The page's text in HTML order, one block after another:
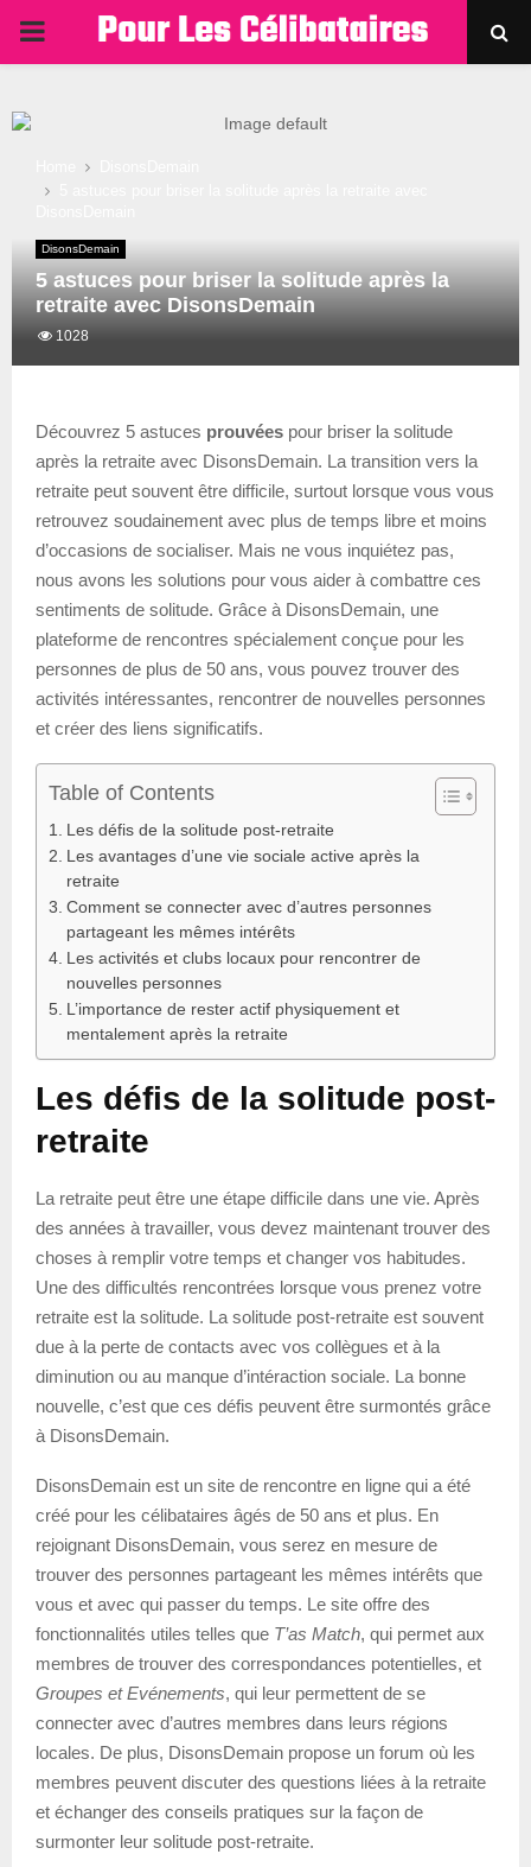
PRIMARY
DisonsDemain
5 astuces pour briser la solitude après la
retraite avec DisonsDemain
1028
Découvrez 5 astuces prouvées pour briser la solitude
après la retraite avec DisonsDemain. La transition vers la
retraite peut souvent être difficile, surtout lorsque vous vous
retrouvez soudainement avec plus de temps libre et moins
d’occasions de socialiser. Mais ne vous inquiétez pas,
nous avons les solutions pour vous aider à combattre ces
sentiments de solitude. Grâce à DisonsDemain, une
plateforme de rencontres spécialement conçue pour les
personnes de plus de 50 ans, vous pouvez trouver des
activités intéressantes, rencontrer de nouvelles personnes
et créer des liens significatifs.
Table of Contents
Les défis de la solitude post-retraite
Les avantages d’une vie sociale active après la
retraite
Comment se connecter avec d’autres personnes
partageant les mêmes intérêts
Les activités et clubs locaux pour rencontrer de
nouvelles personnes
L’importance de rester actif physiquement et
mentalement après la retraite
Les défis de la solitude post-
retraite
La retraite peut être une étape difficile dans une vie. Après
des années à travailler, vous devez maintenant trouver des
choses à remplir votre temps et changer vos habitudes.
Une des difficultés rencontrées lorsque vous prenez votre
retraite est la solitude. La solitude post-retraite est souvent
due à la perte de contacts avec vos collègues et à la
diminution ou au manque d’intéraction sociale. La bonne
nouvelle, c’est que ces défis peuvent être surmontés grâce
à DisonsDemain.
DisonsDemain est un site de rencontre en ligne qui a été
créé pour les célibataires âgés de 50 ans et plus. En
rejoignant DisonsDemain, vous serez en mesure de
trouver des personnes partageant les mêmes intérêts que
vous et avec qui passer du temps. Le site offre des
fonctionnalités utiles telles que T’as Match, qui permet aux
membres de trouver des correspondances potentielles, et
Groupes et Evénements, qui leur permettent de se
connecter avec d’autres membres dans leurs régions
locales. De plus, DisonsDemain propose un forum où les
membres peuvent discuter des questions liées à la retraite
et échanger des conseils pratiques sur la façon de
surmonter leur solitude post-retraite.